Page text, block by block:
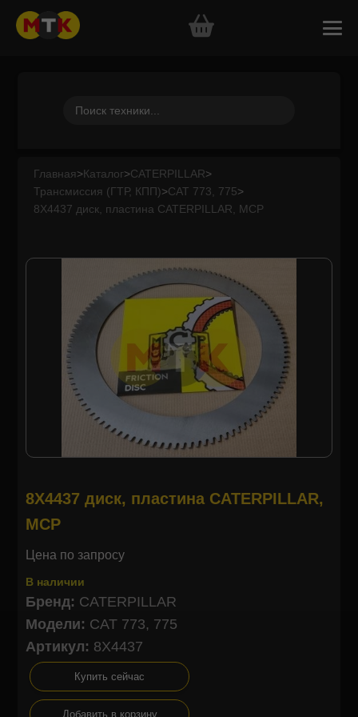
Главная>Каталог>CATERPILLAR>
Трансмиссия (ГТР, КПП)>CAT 773, 775>
8X4437 диск, пластина CATERPILLAR, MCP
8X4437 диск, пластина CATERPILLAR,
MCP
Цена по запросу
В наличии
Бренд: CATERPILLAR
Модели: CAT 773, 775
Артикул: 8X4437
Купить сейчас
Добавить в корзину